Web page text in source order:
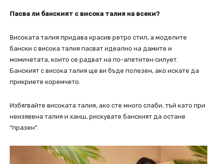
Пасва ли банският с висока талия на всеки?
Високата талия придава красив ретро стил, а моделите
бански с висока талия пасват идеално на дамите и
момичетата, които се радват на по-апетитен силует.
Банският с висока талия ще ви бъде полезен, ако искате да
прикриете коремчето.
Избягвайте високата талия, ако сте много слаби, тъй като при
неизявена талия и ханш, рискувате банският да остане
“празен”.